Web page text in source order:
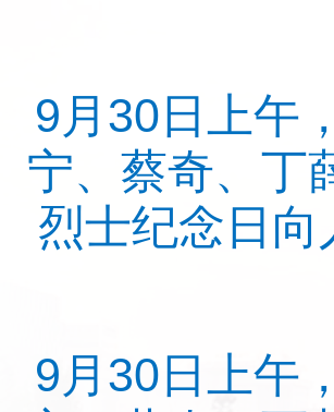
9月30日上午
宁、蔡奇、丁
烈士纪念日
9月30日上午